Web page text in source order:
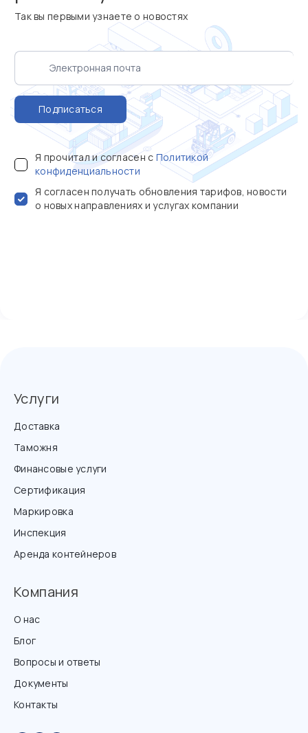
Так вы первыми узнаете о новостях
Подписаться
Я прочитал и согласен с Политикой
конфиденциальности
Я согласен получать обновления тарифов, новости
о новых направлениях и услугах компании
Услуги
Доставка
Таможня
Финансовые услуги
Сертификация
Маркировка
Инспекция
Аренда контейнеров
Компания
О нас
Блог
Вопросы и ответы
Документы
Контакты